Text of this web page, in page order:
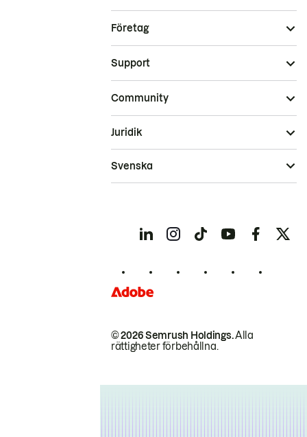
Företag
Support
Community
© 2026 Semrush Holdings.Alla
rättigheter förbehållna.
Juridik
Svenska